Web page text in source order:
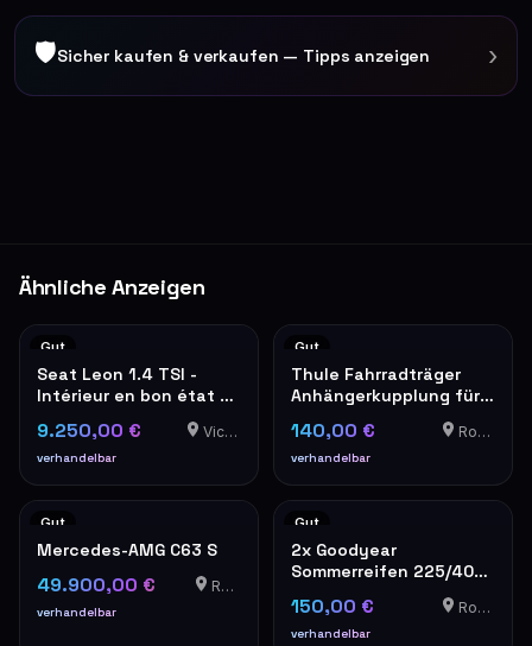
🛡Sicher kaufen & verkaufen — Tipps anzeigen ›
Ähnliche Anzeigen
Gut
Seat Leon 1.4 TSI -
Intérieur en bon état –
9.250,00 €
verhandelbar
Vichten
Gut
Thule Fahrradträger
Anhängerkupplung für 2
140,00 €
verhandelbar
Roedt
Gut
Mercedes-AMG C63 S
49.900,00 €
verhandelbar
Roedt
Gut
2x Goodyear
Sommerreifen 225/40
150,00 €
verhandelbar
Roedt